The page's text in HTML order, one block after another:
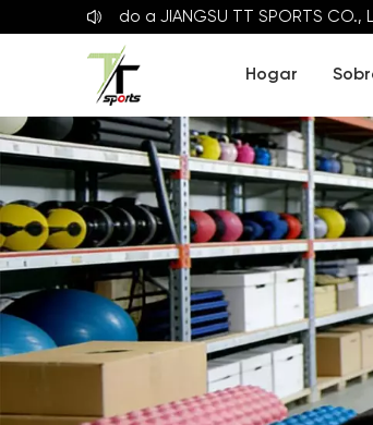
aJIANGSU TT SPORTS CO., LTD
Hogar